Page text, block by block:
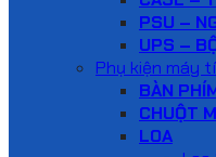
PSU –
UPS –
Phụ kiện máy
BÀN
CHUỘT
LOA